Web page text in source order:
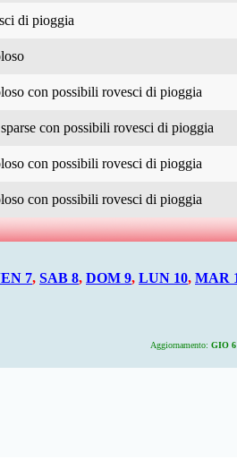
di pioggia
con possibili rovesci di pioggia
con possibili rovesci di pioggia
con possibili rovesci di pioggia
con possibili rovesci di pioggia
7, SAB 8, DOM 9, LUN 10, MAR
Aggiornamento: GIO 6